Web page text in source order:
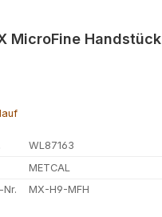
MicroFine Handstück
WL87163
METCAL
MX-H9-MFH